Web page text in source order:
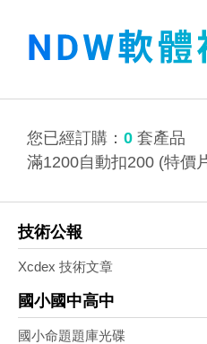
您已經訂購： 0 套產品
滿1200自動扣200 (特價
技術公報
Xcdex 技術文章
國小國中高中
國小命題題庫光碟